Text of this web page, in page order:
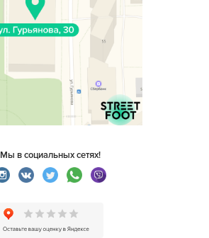
Мы в социальных сетях!